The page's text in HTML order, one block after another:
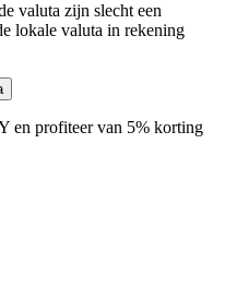
valuta zijn slecht een
lokale valuta in rekening
en profiteer van 5% korting